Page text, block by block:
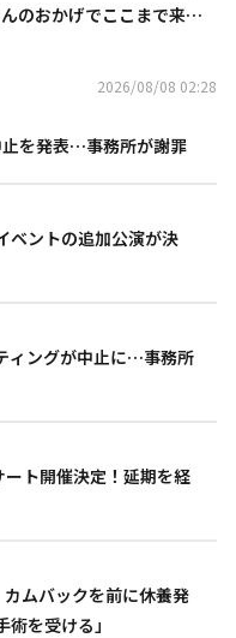
のおかげでここまで来ら
2026/08/08 02:28
を発表…事務所が謝罪
ベントの追加公演が決
ィングが中止に…事務所
ト開催決定！延期を経
カムバックを前に休養発
を受ける」